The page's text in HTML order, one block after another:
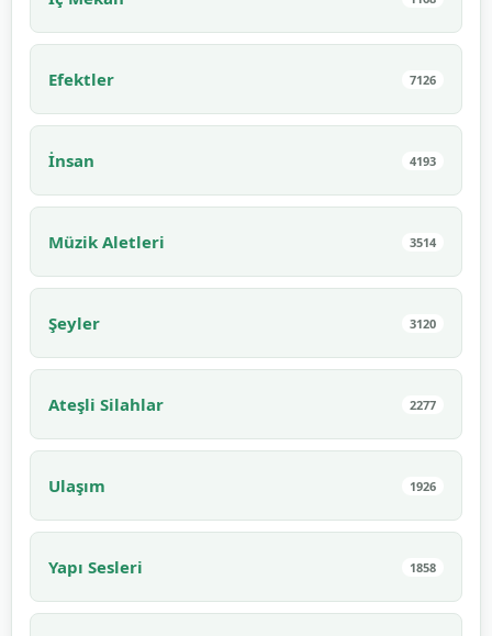
Efektler 7126
İnsan 4193
Müzik Aletleri 3514
Şeyler 3120
Ateşli Silahlar 2277
Ulaşım 1926
Yapı Sesleri 1858